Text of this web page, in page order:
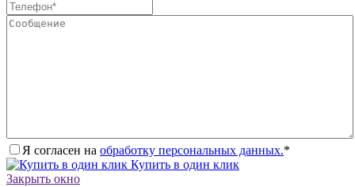
Я согласен на обработку персональных данных.*
Купить в один клик
Закрыть окно